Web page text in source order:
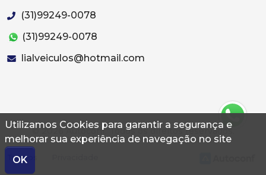
Utilizamos Cookies para garantir a segurança e
melhorar sua experiência de navegação no site
OK
(31)99249-0078
(31)99249-0078
lialveiculos@hotmail.com
© 2026 Autoconf. Todos os direitos reservados.
Termos